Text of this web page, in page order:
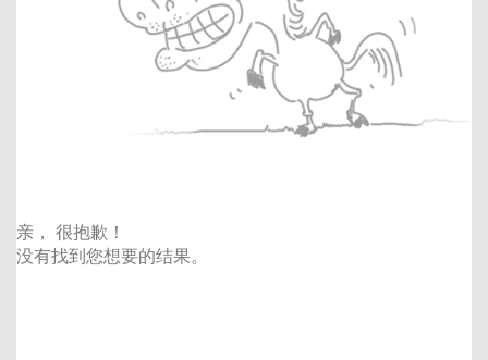
亲， 很抱歉！
没有找到您想要的结果。